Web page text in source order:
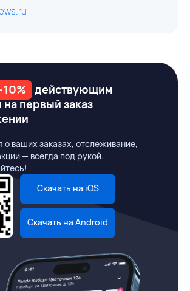
10%
действующим
на первый заказ
ваших заказах, отслеживание,
— всегда под рукой.
Скачать на iOS
Скачать на Android